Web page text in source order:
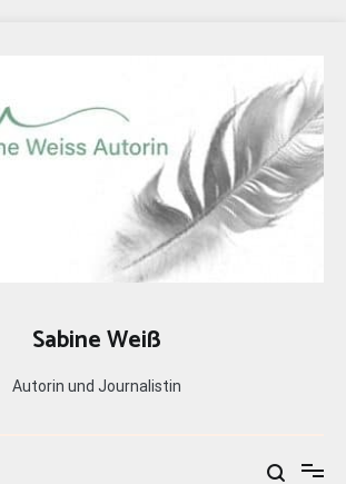
Sabine Weiß
Autorin und Journalistin